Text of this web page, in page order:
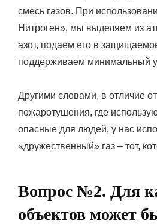
смесь газов. При
Нитроген», мы выделяем из
азот, подаем его в
поддерживаем минимальный
Другими словами, в отличие
пожаротушения, где
опасные для людей, у нас
«дружественный» газ – тот,
Вопрос №2. Для
объектов может